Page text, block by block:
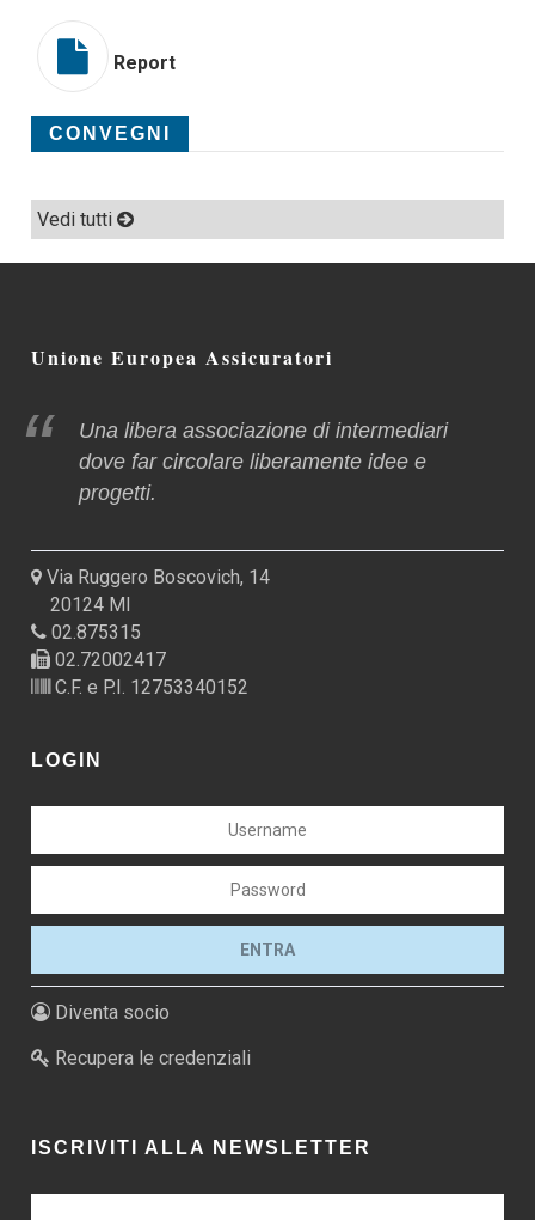
Report
CONVEGNI
Vedi tutti
Unione Europea Assicuratori
Una libera associazione di intermediari
dove far circolare liberamente idee e
progetti.
Via Ruggero Boscovich, 14
20124 MI
02.875315
02.72002417
C.F. e P.I. 12753340152
LOGIN
Diventa socio
Recupera le credenziali
ISCRIVITI ALLA NEWSLETTER